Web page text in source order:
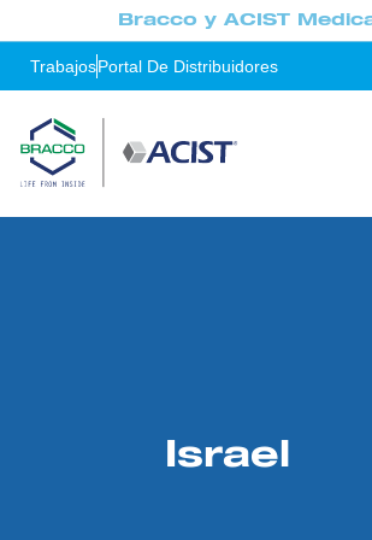
Bracco y ACIST
TrabajosPortal De Distribuidores
Israel